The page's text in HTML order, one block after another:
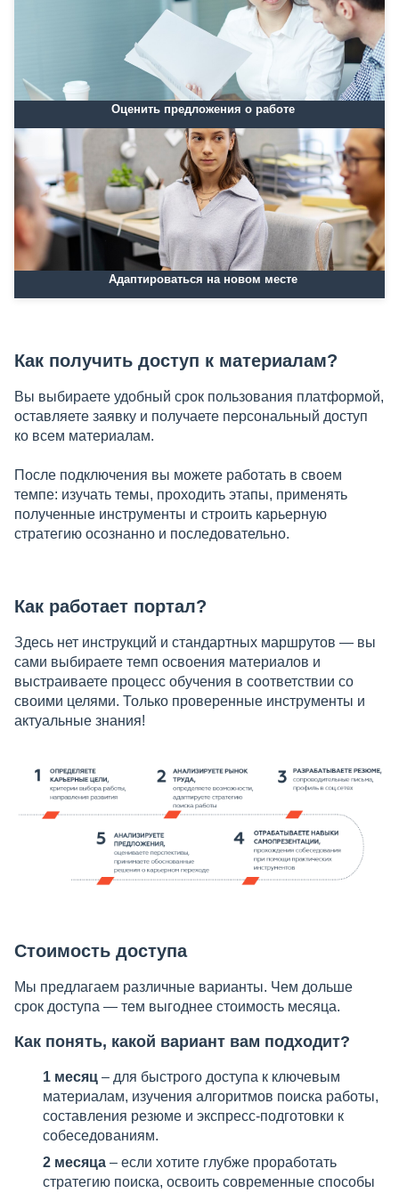
Оценить предложения о работе
Адаптироваться на новом месте
Как получить доступ к материалам?
Вы выбираете удобный срок пользования платформой,
оставляете заявку и получаете персональный доступ
ко всем материалам.
После подключения вы можете работать в своем
темпе: изучать темы, проходить этапы, применять
полученные инструменты и строить карьерную
стратегию осознанно и последовательно.
Как работает портал?
Здесь нет инструкций и стандартных маршрутов — вы
сами выбираете темп освоения материалов и
выстраиваете процесс обучения в соответствии со
своими целями. Только проверенные инструменты и
актуальные знания!
Стоимость доступа
Мы предлагаем различные варианты. Чем дольше
срок доступа — тем выгоднее стоимость месяца.
Как понять, какой вариант вам подходит?
1 месяц – для быстрого доступа к ключевым
материалам, изучения алгоритмов поиска работы,
составления резюме и экспресс-подготовки к
собеседованиям.
2 месяца – если хотите глубже проработать
стратегию поиска, освоить современные способы